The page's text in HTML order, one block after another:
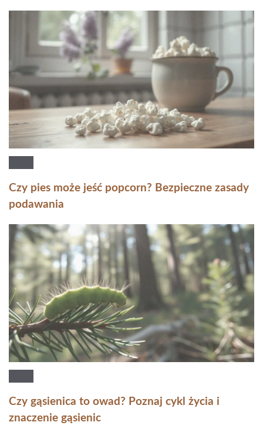
Czy pies może jeść popcorn? Bezpieczne zasady
podawania
Czy gąsienica to owad? Poznaj cykl życia i
znaczenie gąsienic